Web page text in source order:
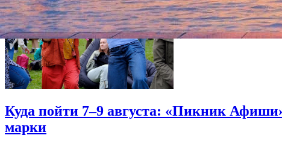
Куда пойти 7–9 августа: «Пикник
марки